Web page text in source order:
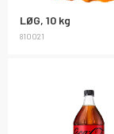
LØG, 10 kg
810021